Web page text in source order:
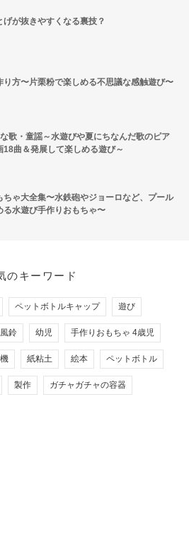
げが抜きやすくなる裏技？
り方〜片栗粉で楽しめる不思議な感触遊び〜
歌・童謡～水遊びや夏にちなんだ歌のピア
18曲＆発展して楽しめる遊び～
ちゃ大全集〜水鉄砲やジョーロなど、プール
る水遊び手作りおもちゃ〜
のキーワード
ペットボトルキャップ 遊び
風鈴 幼児 手作りおもちゃ 4歳児
紙粘土 絵本 ペットボトル
製作 ガチャガチャの容器